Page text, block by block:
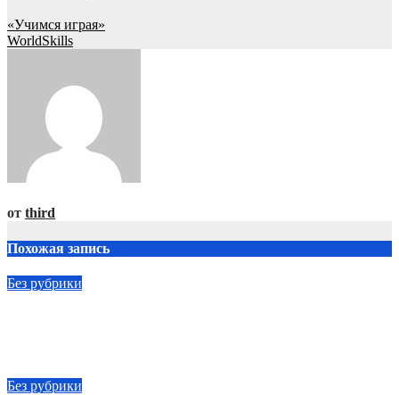
«Учимся играя»
WorldSkills
от third
Похожая запись
Без рубрики
Без рубрики